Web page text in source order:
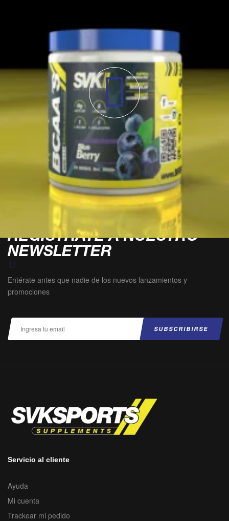
CONOCE A NUESTROS
ATLETAS
REGISTRATE A NUESTRO
NEWSLETTER
Entérate antes que nadie de los nuevos lanzamientos y
promociones
Servicio al cliente
Ayuda
Mi cuenta
Trackear mi pedido